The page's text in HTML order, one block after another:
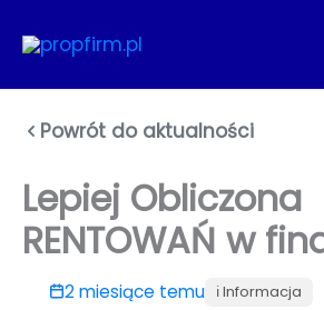
do
Powrót do aktualności
Lepiej Obliczona
RENTOWAŃ w
2 miesiące temu ℹ️ Informacja